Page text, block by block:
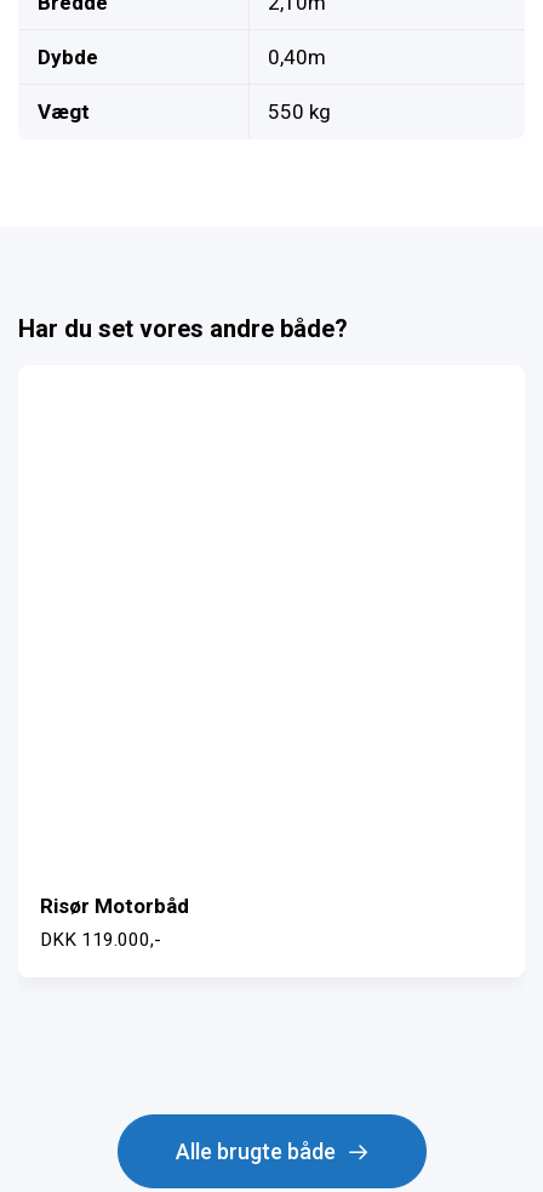
Dybde 0,40m
Vægt 550 kg
Har du set vores andre både?
Alle brugte både